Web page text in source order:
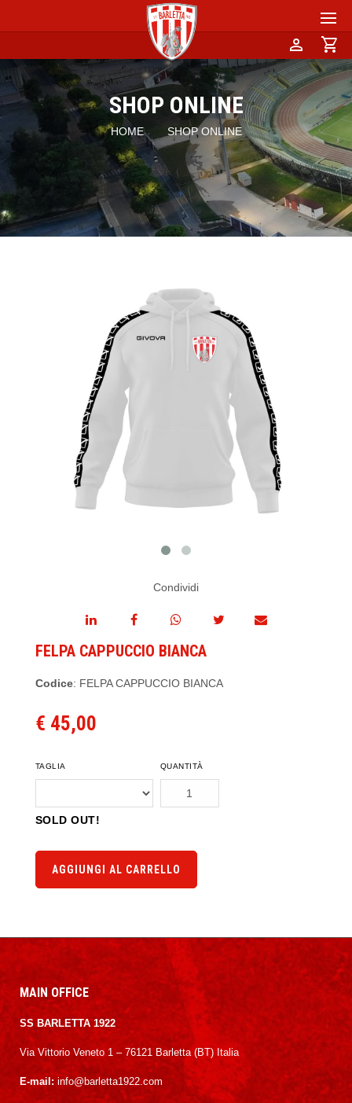
person shopping_cart
SHOP ONLINE
HOME SHOP ONLINE
Condividi
FELPA CAPPUCCIO BIANCA
Codice: FELPA CAPPUCCIO BIANCA
€ 45,00
TAGLIA QUANTITÀ
SOLD OUT!
AGGIUNGI AL CARRELLO
MAIN OFFICE
SS BARLETTA 1922
Via Vittorio Veneto 1 – 76121 Barletta (BT) Italia
E-mail: info@barletta1922.com